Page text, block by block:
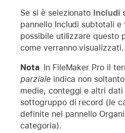
Se si è selezionato Includi
pannello Includi subtotali
possibile utilizzare questo
come verranno visualizzati.
Nota In FileMaker Pro il
parzialeindica non
medie, conteggi e altri
sottogruppo di record (le
definite nel pannello
categoria).